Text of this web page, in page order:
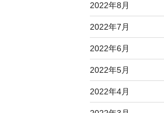
2022年8月
2022年7月
2022年6月
2022年5月
2022年4月